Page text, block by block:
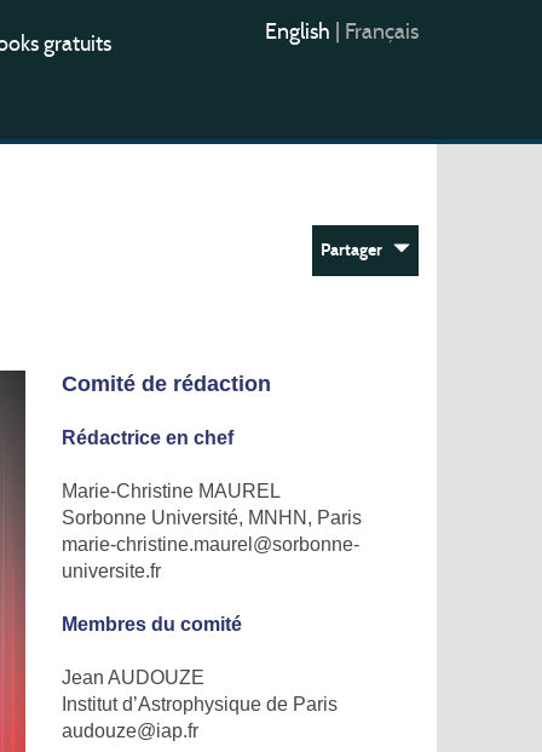
gratuits English Français
Partager
Comité de rédaction
Rédactrice en chef
Marie-Christine MAUREL
Sorbonne Université, MNHN, Paris
marie-christine.maurel@sorbonne-
universite.fr
Membres du comité
Jean AUDOUZE
Institut d’Astrophysique de Paris
audouze@iap.fr